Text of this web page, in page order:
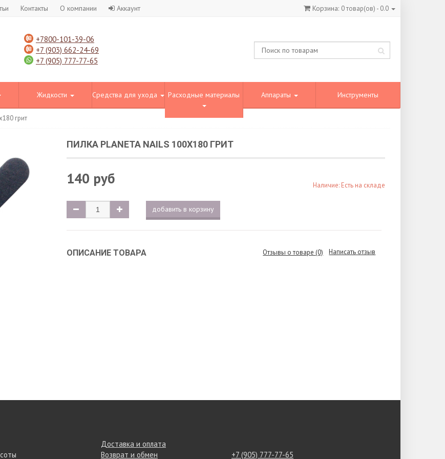
Контакты О компании Корзина: 0товар(ов) - 0.0
Аккаунт
+7800-101-39-06
+7 (903) 662-24-69
+7 (905) 777-77-65
Жидкости Средства для ухода Расходные материалы Аппараты Инструменты
грит
ПИЛКА PLANETA NAILS 100Х180 ГРИТ
140 руб Наличие: Есть на складе
добавить в корзину
ОПИСАНИЕ ТОВАРА Отзывы о товаре (0) Написать отзыв
Доставка и оплата
Возврат и обмен
+7 (905) 777-77-65